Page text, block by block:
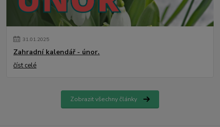
31.01.2025
Zahradní kalendář - únor.
číst celé
Zobrazit všechny články